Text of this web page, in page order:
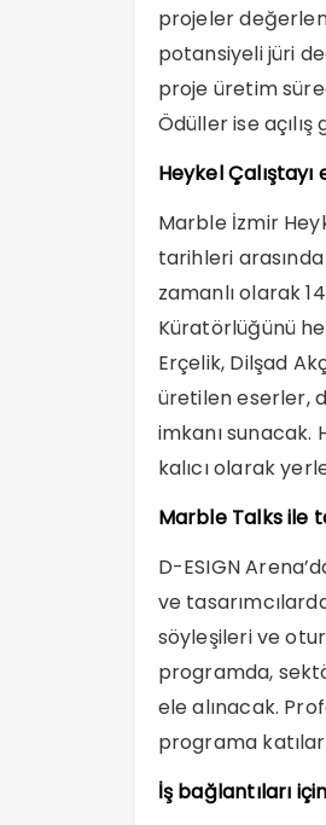
projeler
potansiyeli jüri
proje üretim
Ödüller ise
Heykel
Marble İzmir
tarihleri
zamanlı olarak
Küratörlüğünü
Erçelik, Dilşad
üretilen eserler,
imkanı sunacak.
kalıcı olarak
Marble Talks ile
D-ESIGN
ve
söyleşileri ve
programda,
ele alınacak.
programa
İş bağlantıları